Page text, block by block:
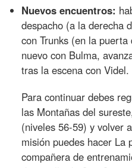
Nuevos encuentros:
despacho (a la derecha
con Trunks (en la
nuevo con Bulma,
tras la escena con Videl.
Para continuar debes
las Montañas del
(niveles 56-59) y volver
misión puedes hacer La
compañera de